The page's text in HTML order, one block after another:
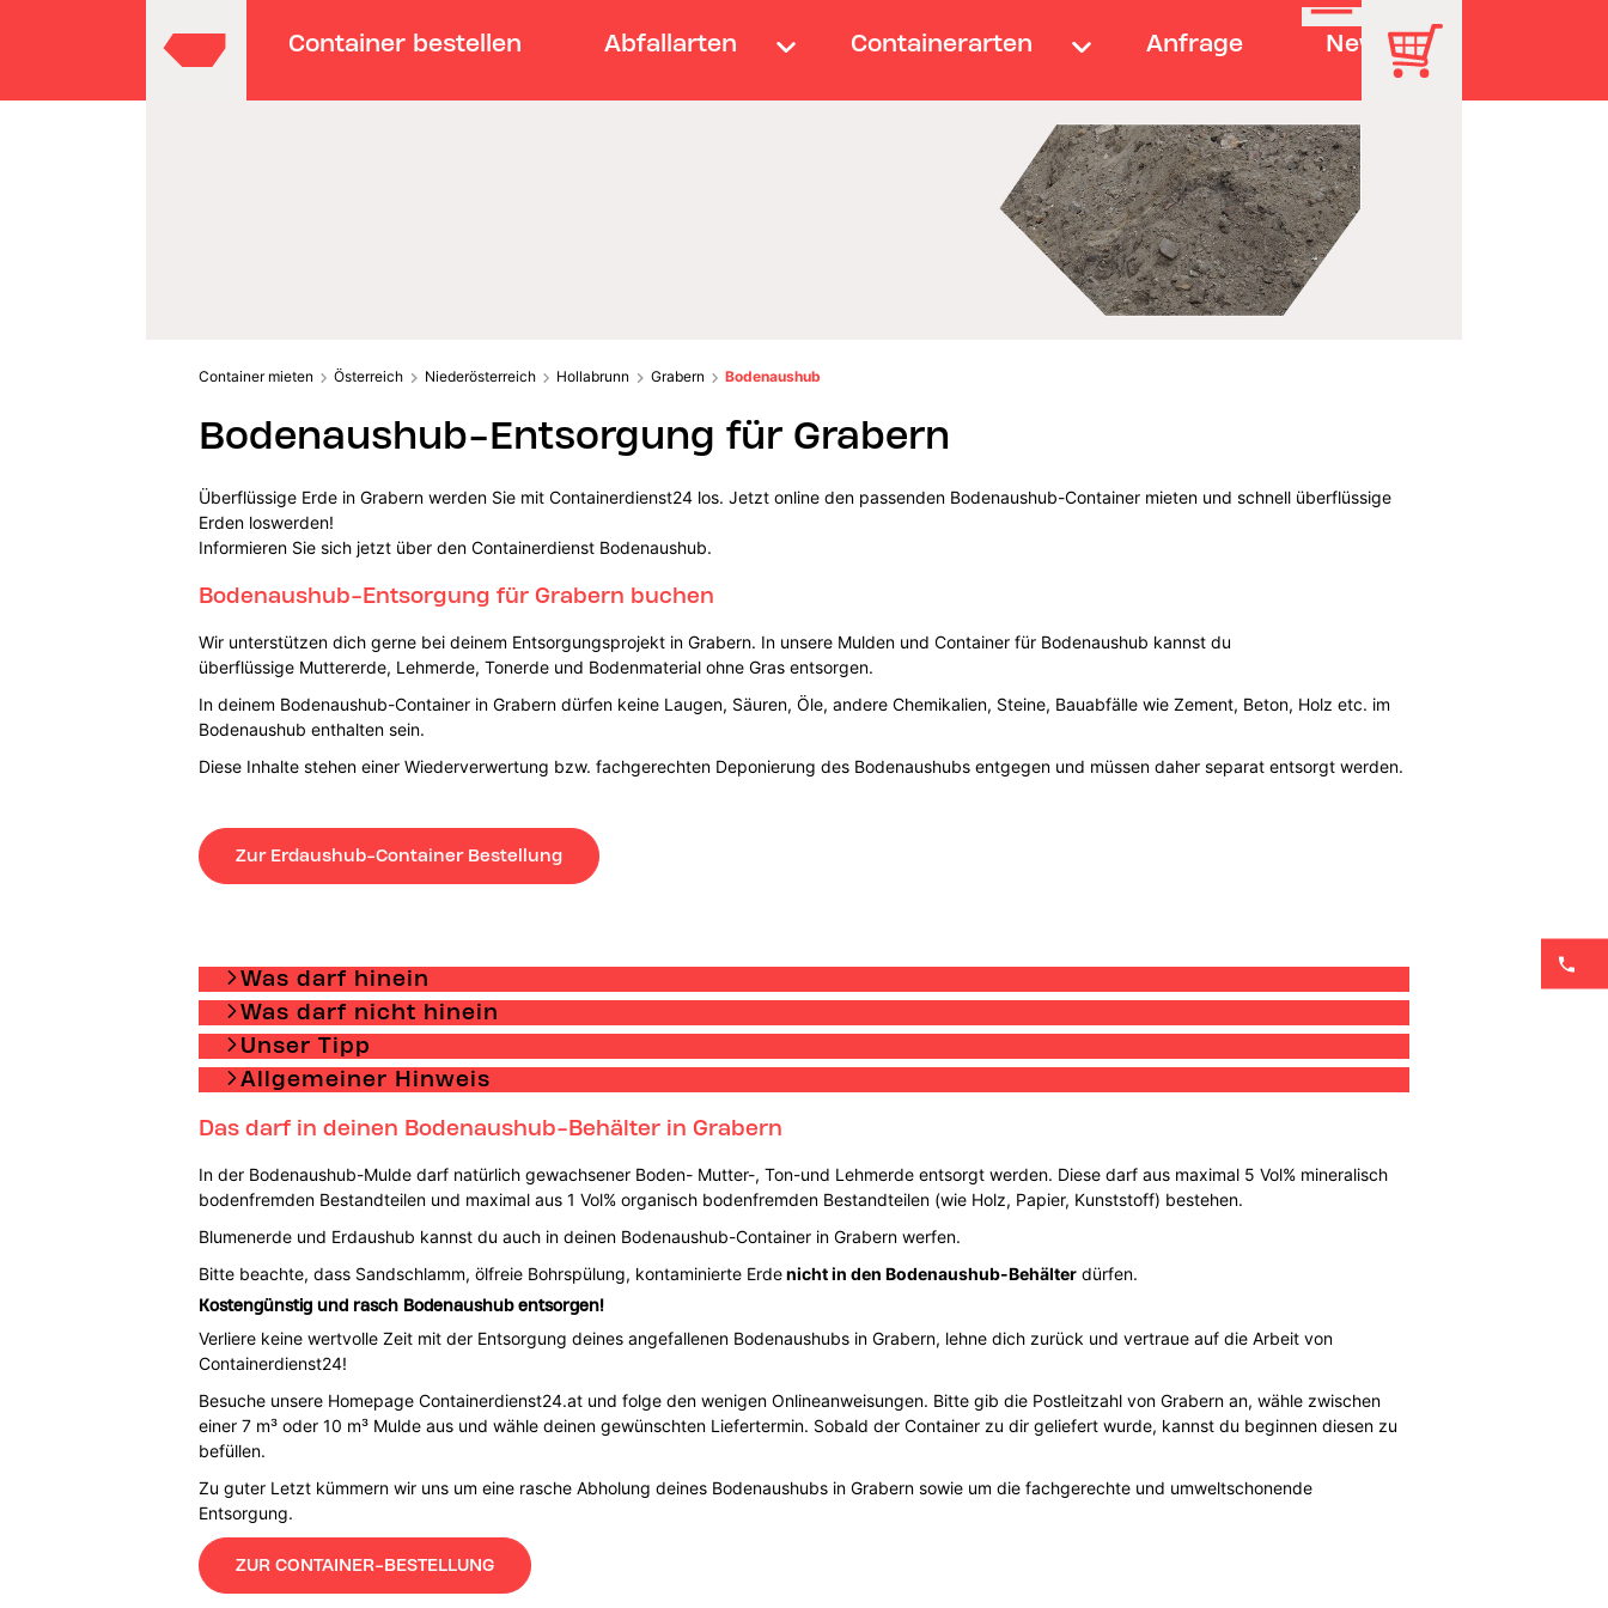
Container bestellen Abfallarten Containerarten Anfrage News
Container mieten Österreich Niederösterreich Hollabrunn Grabern Bodenaushub
Bodenaushub-Entsorgung für Grabern
Überflüssige Erde in Grabern werden Sie mit Containerdienst24 los. Jetzt online den passenden Bodenaushub-Container mieten und schnell überflüssige
Erden loswerden!
Informieren Sie sich jetzt über den Containerdienst Bodenaushub.
Bodenaushub-Entsorgung für Grabern buchen
Wir unterstützen dich gerne bei deinem Entsorgungsprojekt in Grabern. In unsere Mulden und Container für Bodenaushub kannst du
überflüssige Muttererde, Lehmerde, Tonerde und Bodenmaterial ohne Gras entsorgen.
In deinem Bodenaushub-Container in Grabern dürfen keine Laugen, Säuren, Öle, andere Chemikalien, Steine, Bauabfälle wie Zement, Beton, Holz etc. im
Bodenaushub enthalten sein.
Diese Inhalte stehen einer Wiederverwertung bzw. fachgerechten Deponierung des Bodenaushubs entgegen und müssen daher separat entsorgt werden.
Zur Erdaushub-Container Bestellung
Was darf hinein
Was darf nicht hinein
Unser Tipp
Allgemeiner Hinweis
Das darf in deinen Bodenaushub-Behälter in Grabern
In der Bodenaushub-Mulde darf natürlich gewachsener Boden- Mutter-, Ton-und Lehmerde entsorgt werden. Diese darf aus maximal 5 Vol% mineralisch
bodenfremden Bestandteilen und maximal aus 1 Vol% organisch bodenfremden Bestandteilen (wie Holz, Papier, Kunststoff) bestehen.
Blumenerde und Erdaushub kannst du auch in deinen Bodenaushub-Container in Grabern werfen.
Bitte beachte, dass Sandschlamm, ölfreie Bohrspülung, kontaminierte Erdenicht in den Bodenaushub-Behälterdürfen.
Kostengünstig und rasch Bodenaushub entsorgen!
Verliere keine wertvolle Zeit mit der Entsorgung deines angefallenen Bodenaushubs in Grabern, lehne dich zurück und vertraue auf die Arbeit von
Containerdienst24!
Besuche unsere Homepage Containerdienst24.at und folge den wenigen Onlineanweisungen. Bitte gib die Postleitzahl von Grabern an, wähle zwischen
einer 7 m³ oder 10 m³ Mulde aus und wähle deinen gewünschten Liefertermin. Sobald der Container zu dir geliefert wurde, kannst du beginnen diesen zu
befüllen.
Zu guter Letzt kümmern wir uns um eine rasche Abholung deines Bodenaushubs in Grabern sowie um die fachgerechte und umweltschonende
Entsorgung.
ZUR CONTAINER-BESTELLUNG